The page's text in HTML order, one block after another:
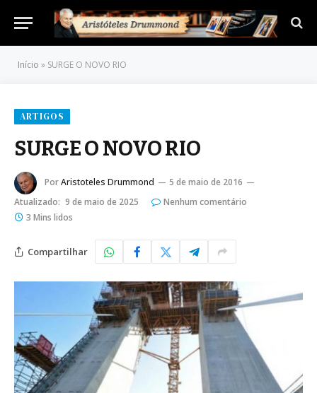
Início » SURGE O NOVO RIO
ARTIGOS
SURGE O NOVO RIO
PorAristoteles Drummond
5 de maio de 2016
Atualizado: 9 de maio de 2025
Nenhum comentário
3 Mins lidos
Compartilhar